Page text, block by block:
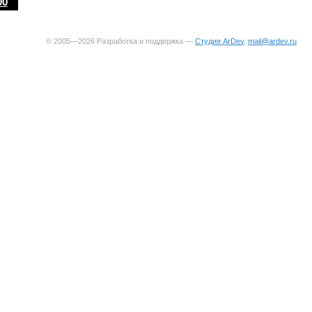
© 2005—2026 Разработка и поддержка — Студия ArDev, mail@ardev.ru